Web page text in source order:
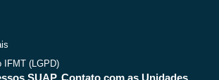
IFMT (LGPD)
SUAP Contato com as Unidades